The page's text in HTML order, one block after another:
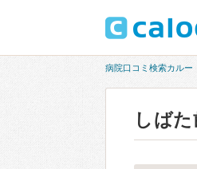
病院口コミ検索カルー
しば